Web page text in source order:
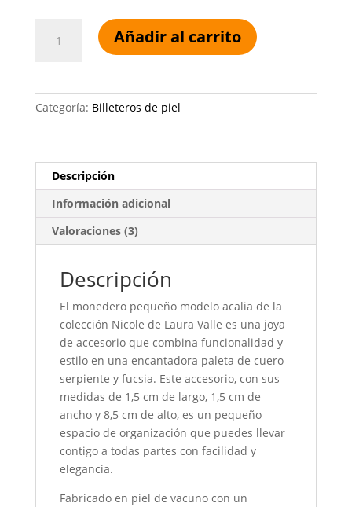
PEQUEÑO
CUERO
Añadir al carrito
Categoría: Billeteros de piel
Descripción
Información adicional
Valoraciones (3)
Descripción
El monedero pequeño modelo acalia de la
colección Nicole de Laura Valle es una joya
de accesorio que combina funcionalidad y
estilo en una encantadora paleta de cuero
serpiente y fucsia. Este accesorio, con sus
medidas de 1,5 cm de largo, 1,5 cm de
ancho y 8,5 cm de alto, es un pequeño
espacio de organización que puedes llevar
contigo a todas partes con facilidad y
elegancia.
Fabricado en piel de vacuno con un